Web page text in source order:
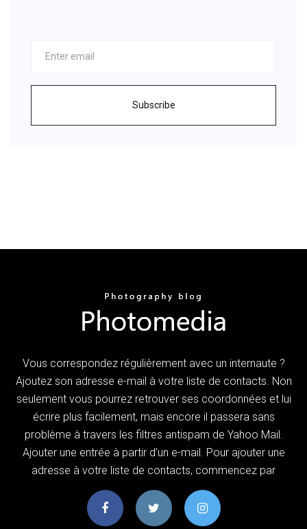
Subscribe
Vous correspondez régulièrement avec un internaute ?
Ajoutez son adresse e-mail à votre liste de contacts. Non
seulement vous pourrez retrouver ses coordonnées et lui
écrire plus facilement, mais encore il passera sans
problème à travers les filtres antispam de Yahoo Mail.
Ajouter une entrée à partir d’un e-mail. Pour ajouter une
adresse à votre liste de contacts, commencez par